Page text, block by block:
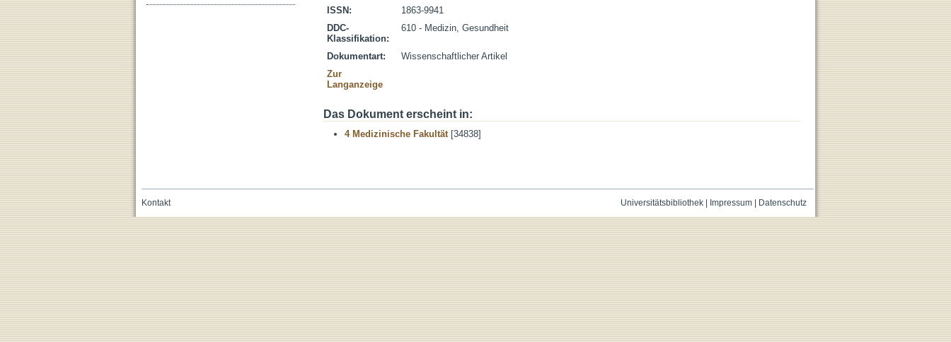
ISSN:
1863-9941
DDC-
Klassifikation:
610 - Medizin, Gesundheit
Dokumentart:
Wissenschaftlicher Artikel
Zur
Langanzeige
Das Dokument erscheint in:
4 Medizinische Fakultät[34838]
Universitätsbibliothek| Impressum| Datenschutz
Kontakt